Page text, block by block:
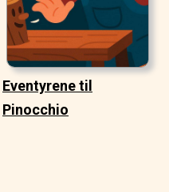
Eventyrene til
Pinocchio